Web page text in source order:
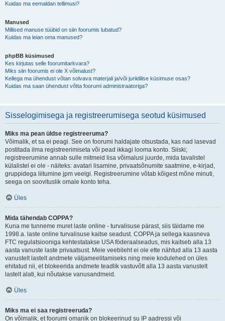
Kuidas ma eemaldan tellimusi?
Manused
Millised manuse tüübid on siin foorumis lubatud?
Kuidas ma leian oma manused?
phpBB küsimused
Kes kirjutas selle foorumitarkvara?
Miks siin foorumis ei ole X võimalust?
Kellega ma ühendust võtan solvava materjali ja/või juriidilise küsimuse osas?
Kuidas ma saan ühendust võtta foorumi administraatoriga?
Sisselogimisega ja registreerumisega seotud küsimused
Miks ma pean üldse registreeruma?
Võimalik, et sa ei peagi. See on foorumi haldajate otsustada, kas nad lasevad
postitada ilma registreerimiseta või pead ikkagi looma konto. Siiski;
registreerumine annab sulle mitmeid lisa võimalusi juurde, mida tavalistel
külalistel ei ole - näiteks: avatari lisamine, privaatsõnumite saatmine, e-kirjad,
gruppidega liitumine jpm veelgi. Registreerumine võtab kõigest mõne minuti,
seega on soovituslik omale konto teha.
Üles
Mida tähendab COPPA?
Kuna me tunneme muret laste online - turvalisuse pärast, siis täidame me
1998.a. laste online turvalisuse kaitse seadust. COPPA ja sellega kaasneva
FTC regulatsiooniga kehtestatakse USA föderaalseadus, mis kaitseb alla 13
aasta vanuste laste privaatsust. Meie veebileht ei ole ette nähtud alla 13 aasta
vanustelt lastelt andmete väljameelitamiseks ning meie kodulehed on üles
ehitatud nii, et blokeerida andmete teadlik vastuvõtt alla 13 aasta vanustelt
lastelt alati, kui nõutakse vanusandmeid.
Üles
Miks ma ei saa registreeruda?
On võimalik, et foorumi omanik on blokeerinud su IP aadressi või